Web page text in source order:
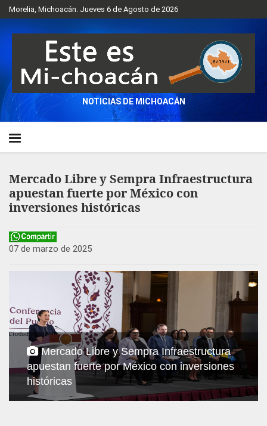
Morelia, Michoacán. Jueves 6 de Agosto de 2026
NOTICIAS DE MICHOACÁN
Mercado Libre y Sempra Infraestructura
apuestan fuerte por México con
inversiones históricas
07 de marzo de 2025
Mercado Libre y Sempra Infraestructura
apuestan fuerte por México con inversiones
históricas